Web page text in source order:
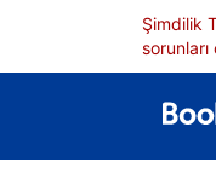
Şimdilik
sorunları